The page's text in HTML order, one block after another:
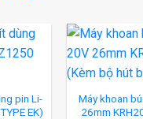
pin Li-
EK)
Máy khoan
26mm